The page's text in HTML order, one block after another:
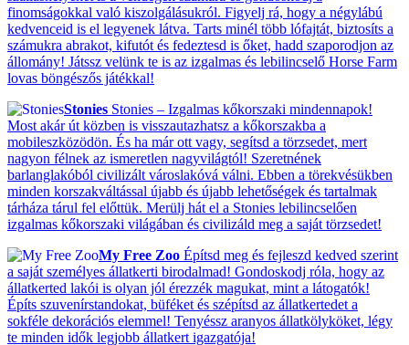
finomságokkal való kiszolgálásukról. Figyelj rá, hogy a négylábú
kedvenceid is el legyenek látva. Tarts minél több lófajtát, biztosíts a
számukra abrakot, kifutót és fedeztesd is őket, hadd szaporodjon az
állomány! Játssz velünk te is az izgalmas és lebilincselő Horse Farm
lovas böngészős játékkal!
Stonies Stonies – Izgalmas kőkorszaki mindennapok!
Most akár út közben is visszautazhatsz a kőkorszakba a
mobileszközödön. És ha már ott vagy, segítsd a törzsedet, mert
nagyon félnek az ismeretlen nagyvilágtól! Szeretnének
barlanglakóból civilizált városlakóvá válni. Ebben a törekvésükben
minden korszakváltással újabb és újabb lehetőségek és tartalmak
tárháza tárul fel előttük. Merülj hát el a Stonies lebilincselően
izgalmas kőkorszaki világában és civilizáld meg a saját törzsedet!
My Free Zoo Építsd meg és fejleszd kedved szerint
a saját személyes állatkerti birodalmad! Gondoskodj róla, hogy az
állatkerted lakói is olyan jól érezzék magukat, mint a látogatók!
Építs szuvenírstandokat, büféket és szépítsd az állatkertedet a
sokféle dekorációs elemmel! Tenyéssz aranyos állatkölyköket, légy
te minden idők legjobb állatkert igazgatója!